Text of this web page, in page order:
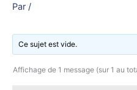
Par /
Ce sujet est vide.
Affichage de 1 message (sur 1 au